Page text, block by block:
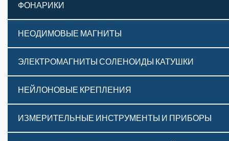
ФОНАРИКИ
НЕОДИМОВЫЕ МАГНИТЫ
ЭЛЕКТРОМАГНИТЫ СОЛЕНОИДЫ КАТУШКИ
НЕЙЛОНОВЫЕ КРЕПЛЕНИЯ
ИЗМЕРИТЕЛЬНЫЕ ИНСТРУМЕНТЫ И ПРИБОРЫ